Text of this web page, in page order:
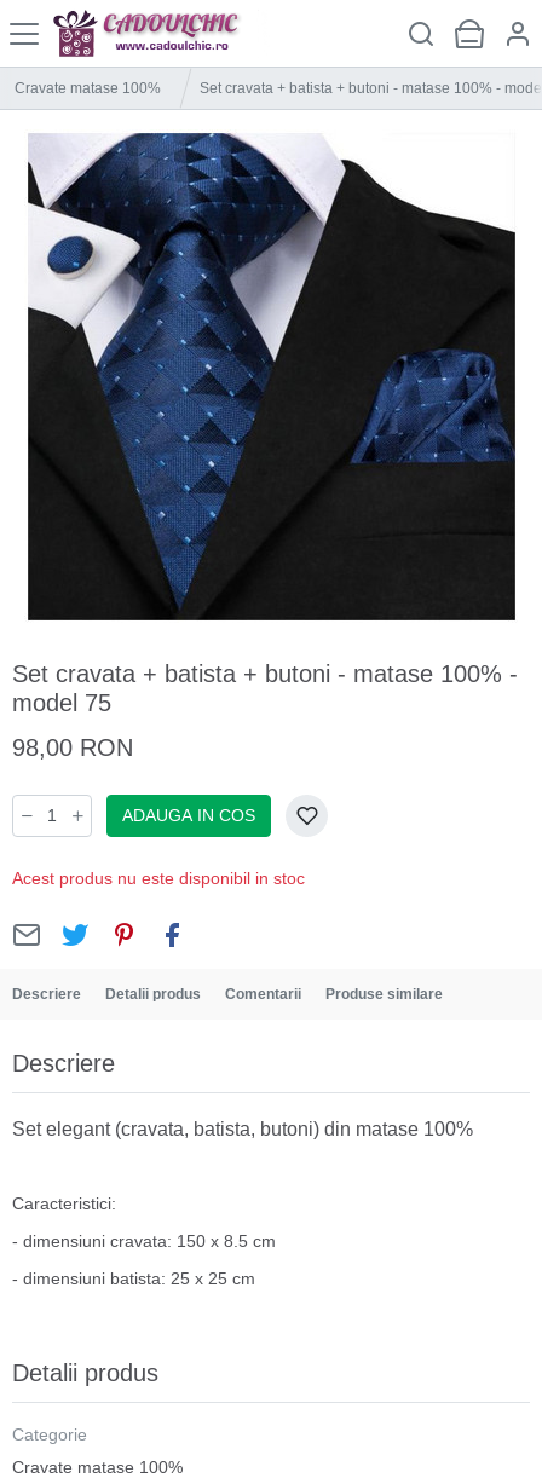
Cravate matase 100% Set cravata + batista + butoni - matase 100% -
Set cravata + batista + butoni - matase 100% -
model 75
98,00 RON
ADAUGA IN COS
Acest produs nu este disponibil in stoc
Descriere Detalii produs Comentarii Produse similare
Descriere
Set elegant (cravata, batista, butoni) din matase 100%
Caracteristici:
- dimensiuni cravata: 150 x 8.5 cm
- dimensiuni batista: 25 x 25 cm
Detalii produs
Categorie
Cravate matase 100%